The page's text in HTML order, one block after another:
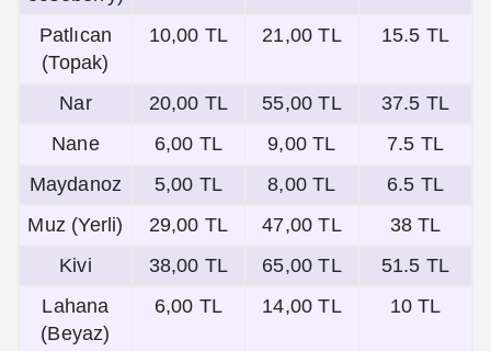
Patlıcan
(Topak)
10,00 TL 21,00 TL 15.5 TL
Nar 20,00 TL 55,00 TL
37.5 TL
Nane
6,00 TL 9,00 TL
7.5 TL
Maydanoz
5,00 TL 8,00 TL
6.5 TL
Muz (Yerli)
29,00 TL 47,00 TL
38 TL
Kivi
38,00 TL 65,00 TL
51.5 TL
Lahana
(Beyaz)
6,00 TL 14,00 TL 10 TL